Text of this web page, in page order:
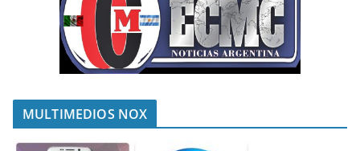
MULTIMEDIOS NOX